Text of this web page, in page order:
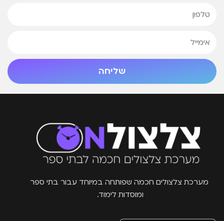
שליחה
מערכת צלצולים חכמה שפותחה במיוחד עבור בתי ספר
ומוסדות לימוד.